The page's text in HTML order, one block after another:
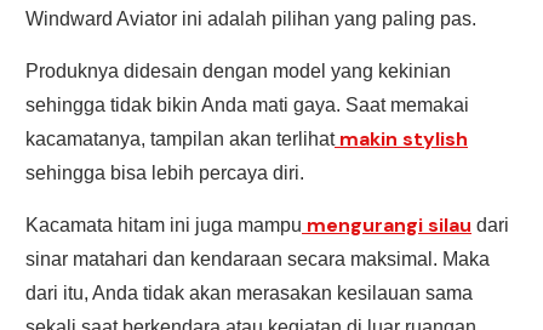
Windward Aviator ini adalah pilihan yang paling pas.
Produknya didesain dengan model yang kekinian
sehingga tidak bikin Anda mati gaya. Saat memakai
kacamatanya, tampilan akan terlihatmakin stylish
sehingga bisa lebih percaya diri.
Kacamata hitam ini juga mampu mengurangi silau dari
sinar matahari dan kendaraan secara maksimal. Maka
dari itu, Anda tidak akan merasakan kesilauan sama